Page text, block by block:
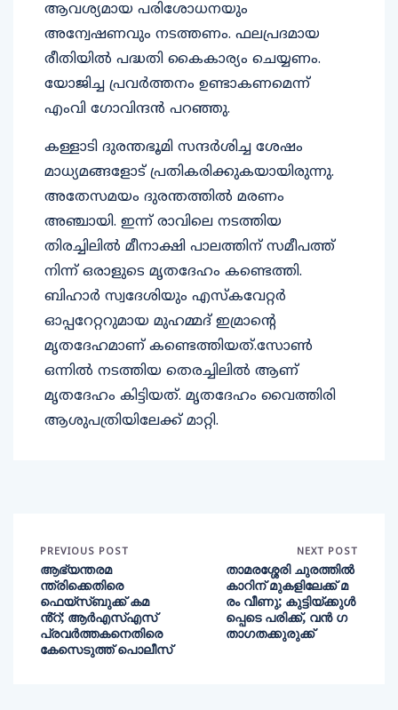
ആവശ്യമായ പരിശോധനയും
അന്വേഷണവും നടത്തണം. ഫലപ്രദമായ
രീതിയില്‍ പദ്ധതി കൈകാര്യം ചെയ്യണം.
യോജിച്ച പ്രവര്‍ത്തനം ഉണ്ടാകണമെന്ന്
എംവി ഗോവിന്ദന്‍ പറഞ്ഞു.
കള്ളാടി ദുരന്തഭൂമി സന്ദര്‍ശിച്ച ശേഷം
മാധ്യമങ്ങളോട് പ്രതികരിക്കുകയായിരുന്നു.
അതേസമയം ദുരന്തത്തില്‍ മരണം
അഞ്ചായി. ഇന്ന് രാവിലെ നടത്തിയ
തിരച്ചിലില്‍ മീനാക്ഷി പാലത്തിന് സമീപത്ത്
നിന്ന് ഒരാളുടെ മൃതദേഹം കണ്ടെത്തി.
ബിഹാര്‍ സ്വദേശിയും എസ്‌കവേറ്റര്‍
ഓപ്പറേറ്ററുമായ മുഹമ്മദ് ഇമ്രാന്റെ
മൃതദേഹമാണ് കണ്ടെത്തിയത്.സോണ്‍
ഒന്നില്‍ നടത്തിയ തെരച്ചിലില്‍ ആണ്
മൃതദേഹം കിട്ടിയത്. മൃതദേഹം വൈത്തിരി
ആശുപത്രിയിലേക്ക് മാറ്റി.
PREVIOUS POST
ആഭ്യന്തരമ
ന്ത്രിക്കെതിരെ
ഫെയ്‌സ്ബുക്ക് കമ
ൻ്റ്; ആർഎസ്എസ്
പ്രവർത്തകനെതിരെ
കേസെടുത്ത് പൊലീസ്
NEXT POST
താമരശ്ശേരി ചുരത്തിൽ
കാറിന് മുകളിലേക്ക് മ
രം വീണു; കുട്ടിയ്ക്കുൾ
പ്പെടെ പരിക്ക്, വൻ ഗ
താഗതക്കുരുക്ക്